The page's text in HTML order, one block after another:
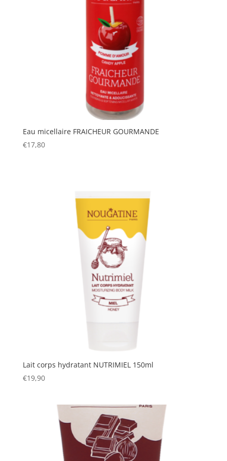
Eau micellaire FRAICHEUR GOURMANDE
€17,80
Lait corps hydratant NUTRIMIEL 150ml
€19,90